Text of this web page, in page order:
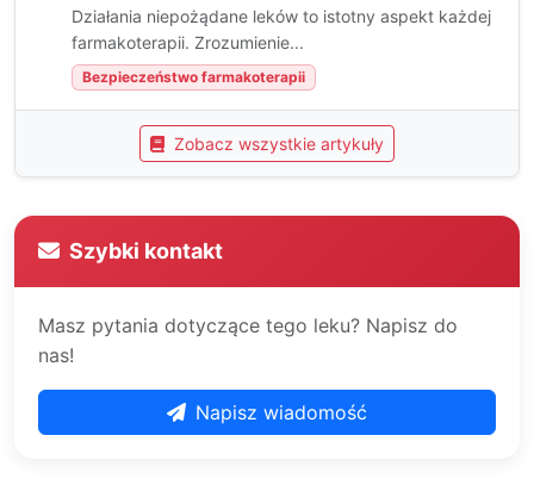
Działania niepożądane leków to istotny aspekt każdej
farmakoterapii. Zrozumienie...
Bezpieczeństwo farmakoterapii
Zobacz wszystkie artykuły
Szybki kontakt
Masz pytania dotyczące tego leku? Napisz do
nas!
Napisz wiadomość